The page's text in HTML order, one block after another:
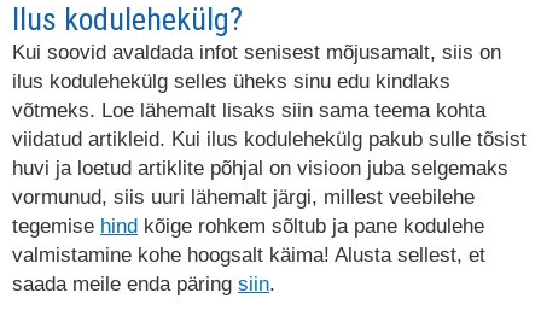
Ilus kodulehekülg?
Kui soovid avaldada infot senisest mõjusamalt, siis on
ilus kodulehekülg selles üheks sinu edu kindlaks
võtmeks. Loe lähemalt lisaks siin sama teema kohta
viidatud artikleid. Kui ilus kodulehekülg pakub sulle tõsist
huvi ja loetud artiklite põhjal on visioon juba selgemaks
vormunud, siis uuri lähemalt järgi, millest veebilehe
tegemise hind kõige rohkem sõltub ja pane kodulehe
valmistamine kohe hoogsalt käima! Alusta sellest, et
saada meile enda päring siin.